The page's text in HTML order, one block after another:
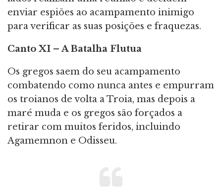
enviar espiões ao acampamento inimigo
para verificar as suas posições e fraquezas.
Canto​​​​​​​ XI – A Batalha Flutua
Os gregos saem do seu acampamento
combatendo como nunca antes e empurram
os troianos de volta a Troia, mas depois a
maré muda e os gregos são forçados a
retirar com muitos feridos, incluindo
Agamemnon e Odisseu.